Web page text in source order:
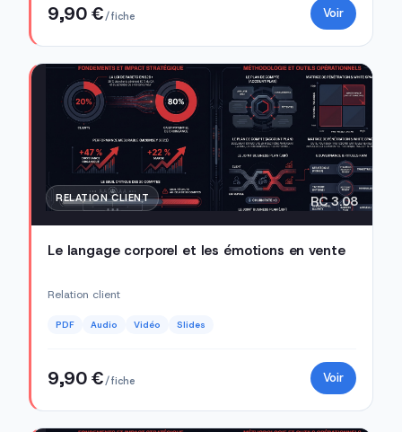
9,90 €/ fiche Voir
RELATION CLIENT RC 3.08
Le langage corporel et les émotions en vente
Relation client
PDF Audio Vidéo Slides
9,90 €/ fiche Voir